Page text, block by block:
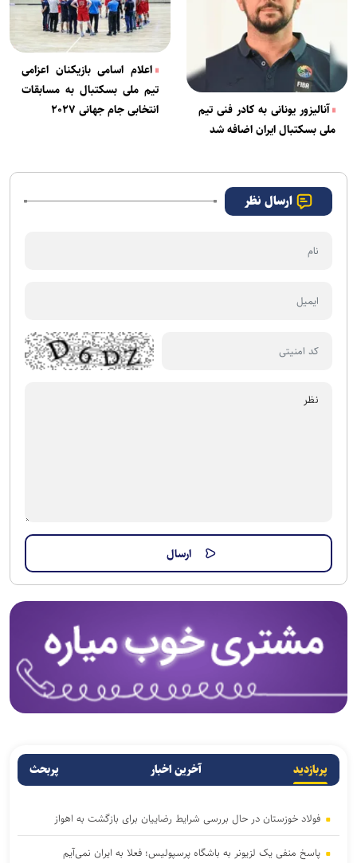
آنالیزور یونانی به کادر فنی تیم
ملی بسکتبال ایران اضافه شد
اعلام اسامی بازیکنان اعزامی
تیم ملی بسکتبال به مسابقات
انتخابی جام جهانی ۲۰۲۷
ارسال نظر
پربازدید آخرین اخبار پربحث
فولاد خوزستان در حال بررسی شرایط رضاییان برای بازگشت به اهواز
پاسخ منفی یک لزیونر به باشگاه پرسپولیس؛ فعلا به ایران نمی‌آیم